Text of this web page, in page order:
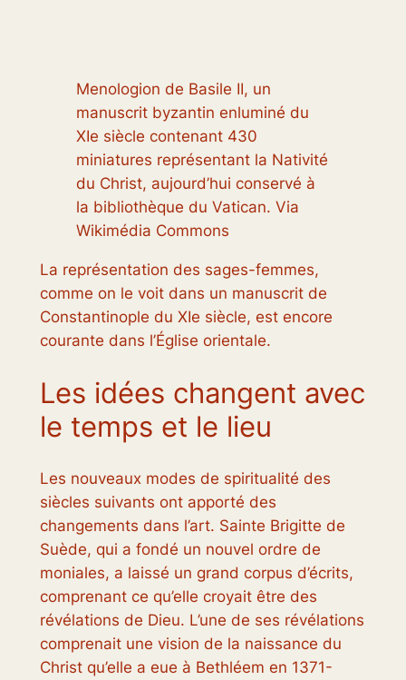
Menologion de Basile II, un
manuscrit byzantin enluminé du
XIe siècle contenant 430
miniatures représentant la Nativité
du Christ, aujourd’hui conservé à
la bibliothèque du Vatican. Via
Wikimédia Commons
La représentation des sages-femmes,
comme on le voit dans un manuscrit de
Constantinople du XIe siècle, est encore
courante dans l’Église orientale.
Les idées changent avec
le temps et le lieu
Les nouveaux modes de spiritualité des
siècles suivants ont apporté des
changements dans l’art. Sainte Brigitte de
Suède, qui a fondé un nouvel ordre de
moniales, a laissé un grand corpus d’écrits,
comprenant ce qu’elle croyait être des
révélations de Dieu. L’une de ses révélations
comprenait une vision de la naissance du
Christ qu’elle a eue à Bethléem en 1371-